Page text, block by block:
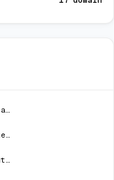
Parasının değerini bilene asla durmak yok
Eurobond: Döviz Cinsinden Düzenli Gelir
Altın S1 Sertifikası Yatırımın Anahtarı!